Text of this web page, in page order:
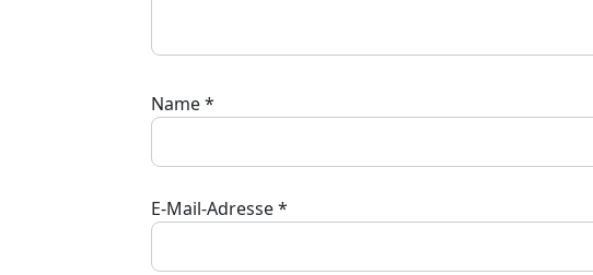
Name*
E-Mail-Adresse*